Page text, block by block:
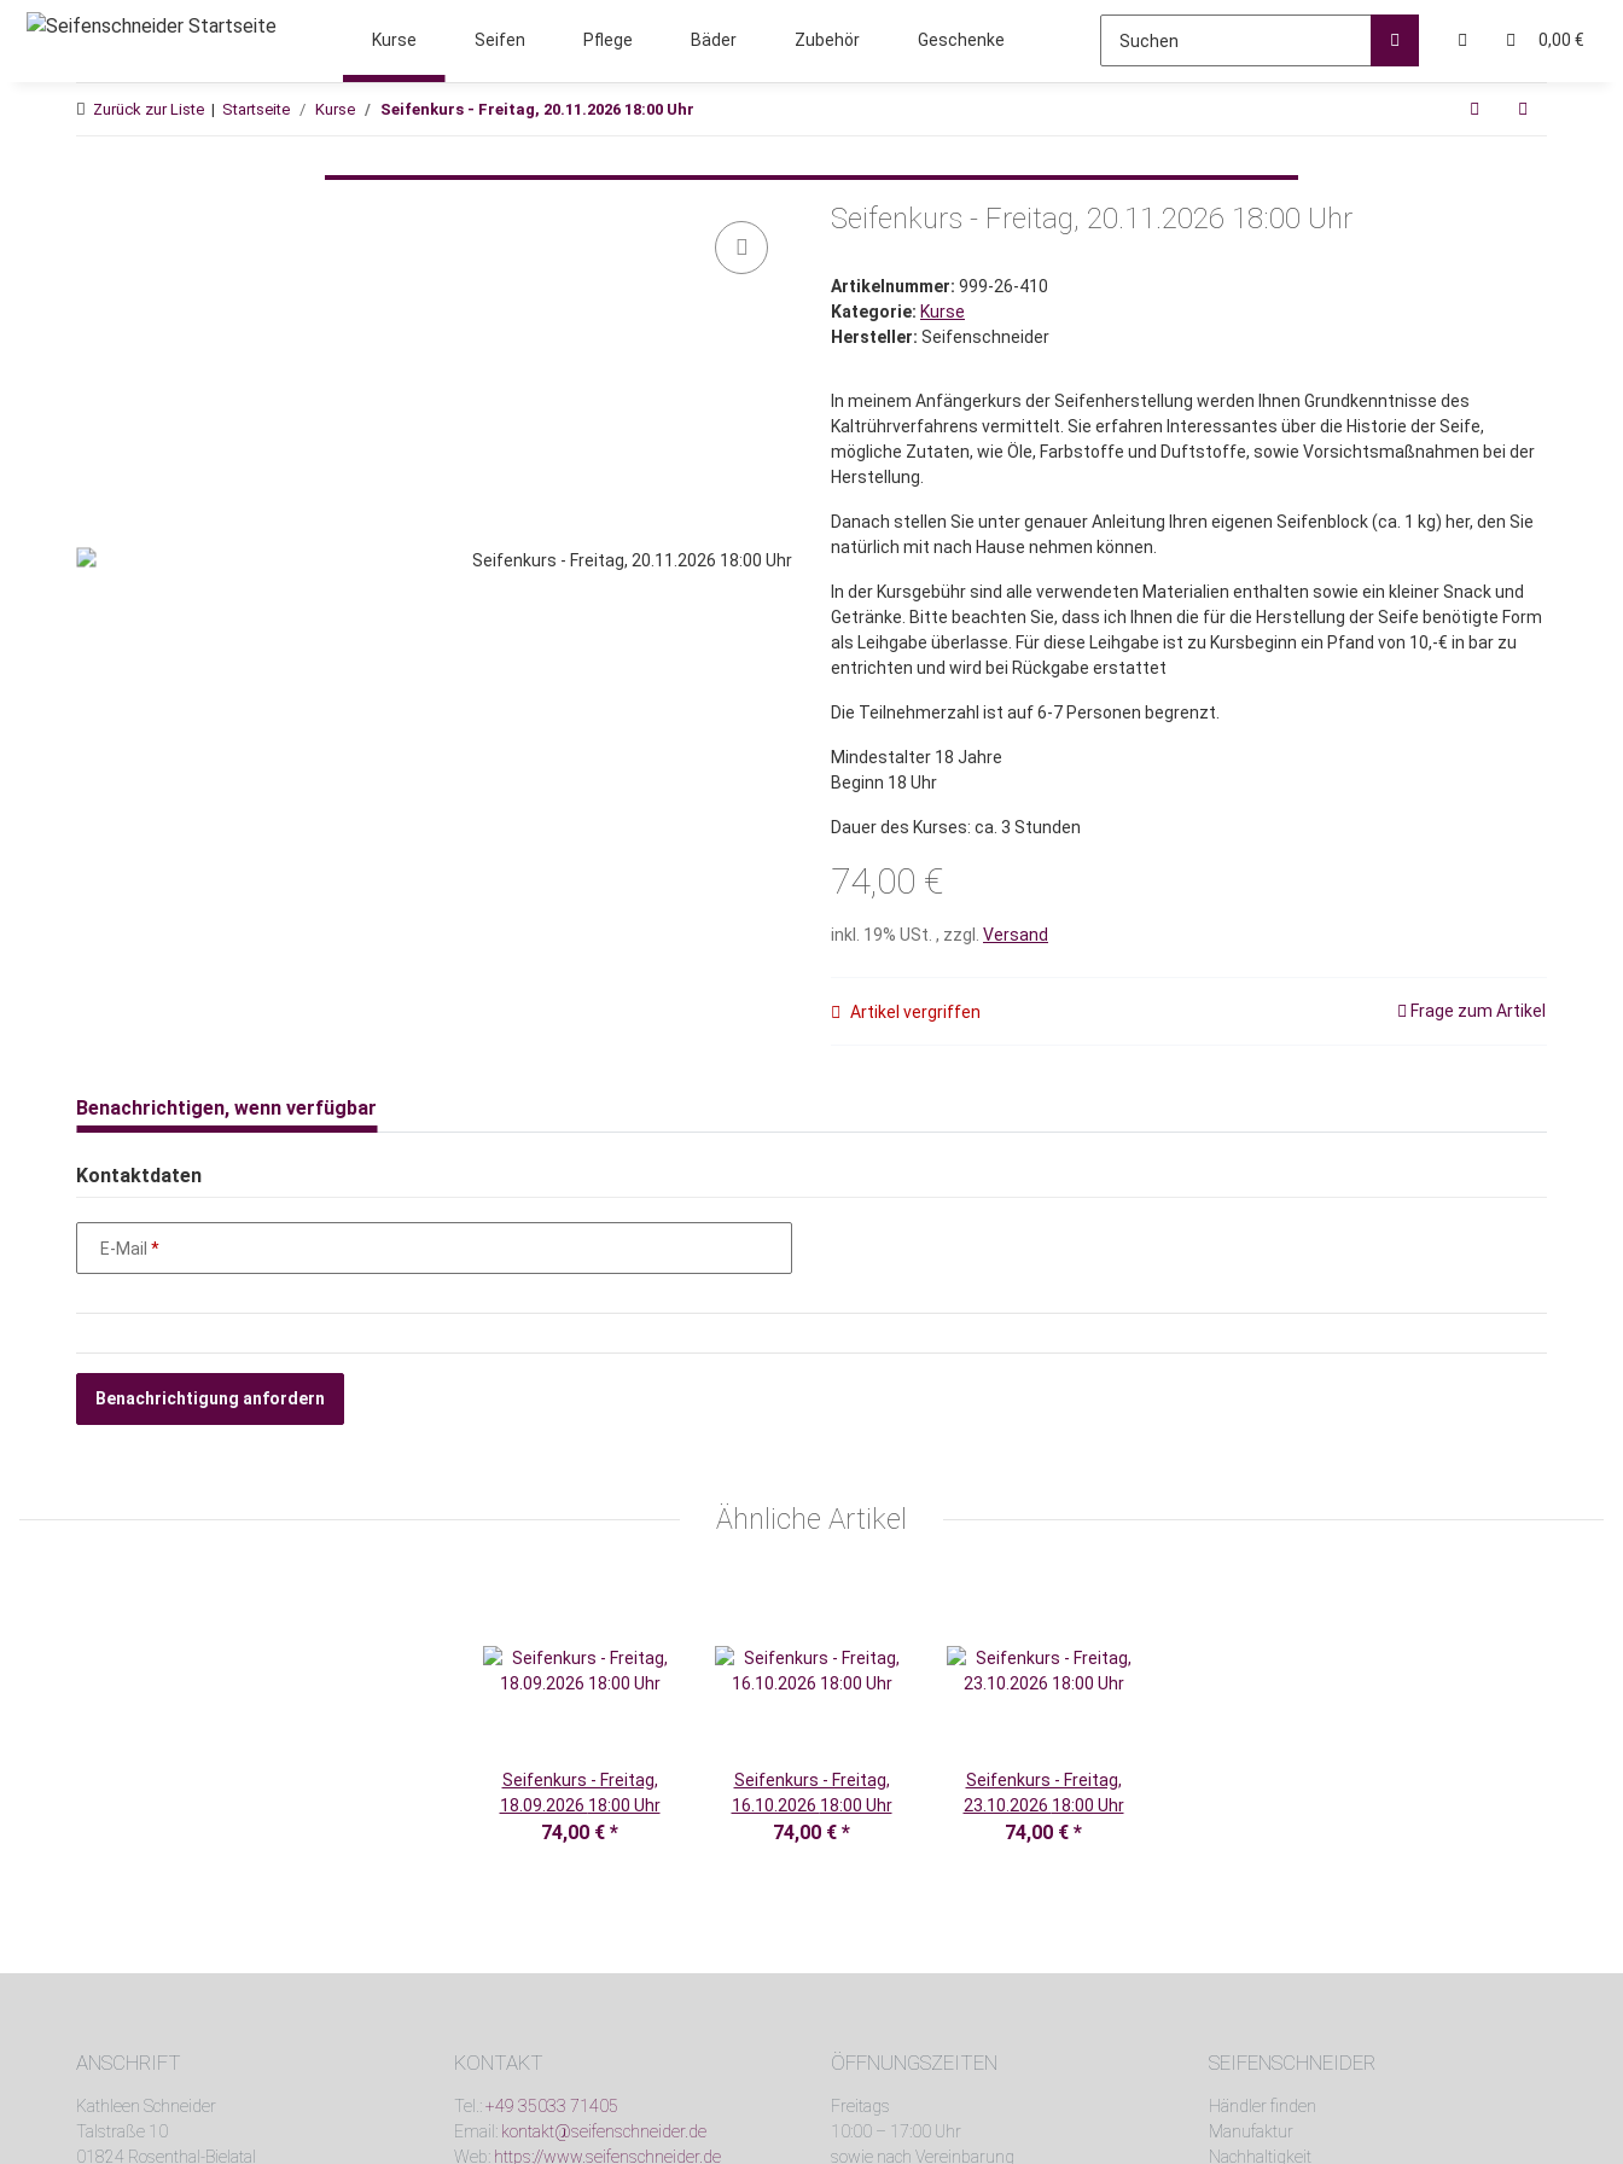
0,00 €
Kurse Seifen Pflege Bäder Zubehör Geschenke
Zurück zur Liste Startseite Kurse Seifenkurs - Freitag, 20.11.2026 18:00 Uhr
Seifenkurs - Freitag, 20.11.2026 18:00 Uhr
Artikelnummer: 999-26-410
Kategorie: Kurse
Hersteller: Seifenschneider
In meinem Anfängerkurs der Seifenherstellung werden Ihnen Grundkenntnisse des
Kaltrührverfahrens vermittelt. Sie erfahren Interessantes über die Historie der Seife,
mögliche Zutaten, wie Öle, Farbstoffe und Duftstoffe, sowie Vorsichtsmaßnahmen bei der
Herstellung.
Danach stellen Sie unter genauer Anleitung Ihren eigenen Seifenblock (ca. 1 kg) her, den Sie
natürlich mit nach Hause nehmen können.
In der Kursgebühr sind alle verwendeten Materialien enthalten sowie ein kleiner Snack und
Getränke. Bitte beachten Sie, dass ich Ihnen die für die Herstellung der Seife benötigte Form
als Leihgabe überlasse. Für diese Leihgabe ist zu Kursbeginn ein Pfand von 10,-€ in bar zu
entrichten und wird bei Rückgabe erstattet
Die Teilnehmerzahl ist auf 6-7 Personen begrenzt.
Mindestalter 18 Jahre
Beginn 18 Uhr
Dauer des Kurses: ca. 3 Stunden
74,00 €
inkl. 19% USt. , zzgl. Versand
Artikel vergriffen Frage zum Artikel
weitere Registerkarten anzeigen
Benachrichtigen, wenn verfügbar
Kontaktdaten
E-Mail
Benachrichtigung anfordern
Ähnliche Artikel
Seifenkurs - Freitag,
18.09.2026 18:00 Uhr
74,00 € *
Seifenkurs - Freitag,
16.10.2026 18:00 Uhr
74,00 € *
Seifenkurs - Freitag,
23.10.2026 18:00 Uhr
74,00 € *
ANSCHRIFT
Kathleen Schneider
Talstraße 10
01824 Rosenthal-Bielatal
KONTAKT
Tel.:+49 35033 71405
Email: kontakt@seifenschneider.de
Web: https://www.seifenschneider.de
ÖFFNUNGSZEITEN
Freitags
10:00 – 17:00 Uhr
sowie nach Vereinbarung
SEIFENSCHNEIDER
Händler finden
Manufaktur
Nachhaltigkeit